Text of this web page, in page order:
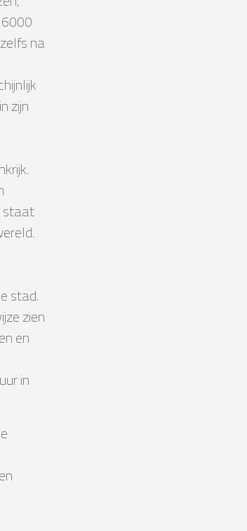
na
zijn
staat
stad.
zien
en
in